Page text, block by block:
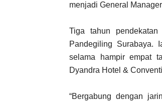
menjadi General
Tiga tahun
Pandegiling Surabaya.
selama hampir empat
Dyandra Hotel &
“Bergabung dengan